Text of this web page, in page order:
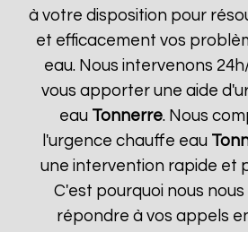
à votre disposition pour
et efficacement vos
eau. Nous intervenons
vous apporter une aide
eau Tonnerre. Nous
l'urgence chauffe eau
une intervention rapide et
C'est pourquoi nous
répondre à vos appels